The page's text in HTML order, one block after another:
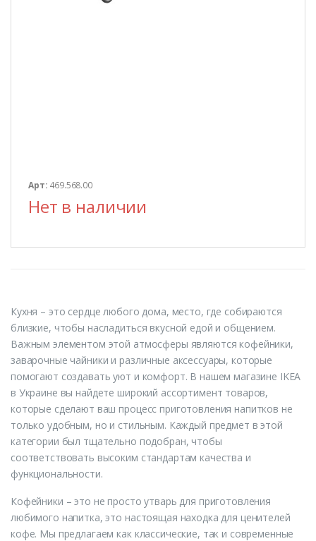
Арт: 469.568.00
Нет в наличии
Кухня – это сердце любого дома, место, где собираются
близкие, чтобы насладиться вкусной едой и общением.
Важным элементом этой атмосферы являются кофейники,
заварочные чайники и различные аксессуары, которые
помогают создавать уют и комфорт. В нашем магазине IKEA
в Украине вы найдете широкий ассортимент товаров,
которые сделают ваш процесс приготовления напитков не
только удобным, но и стильным. Каждый предмет в этой
категории был тщательно подобран, чтобы
соответствовать высоким стандартам качества и
функциональности.
Кофейники – это не просто утварь для приготовления
любимого напитка, это настоящая находка для ценителей
кофе. Мы предлагаем как классические, так и современные